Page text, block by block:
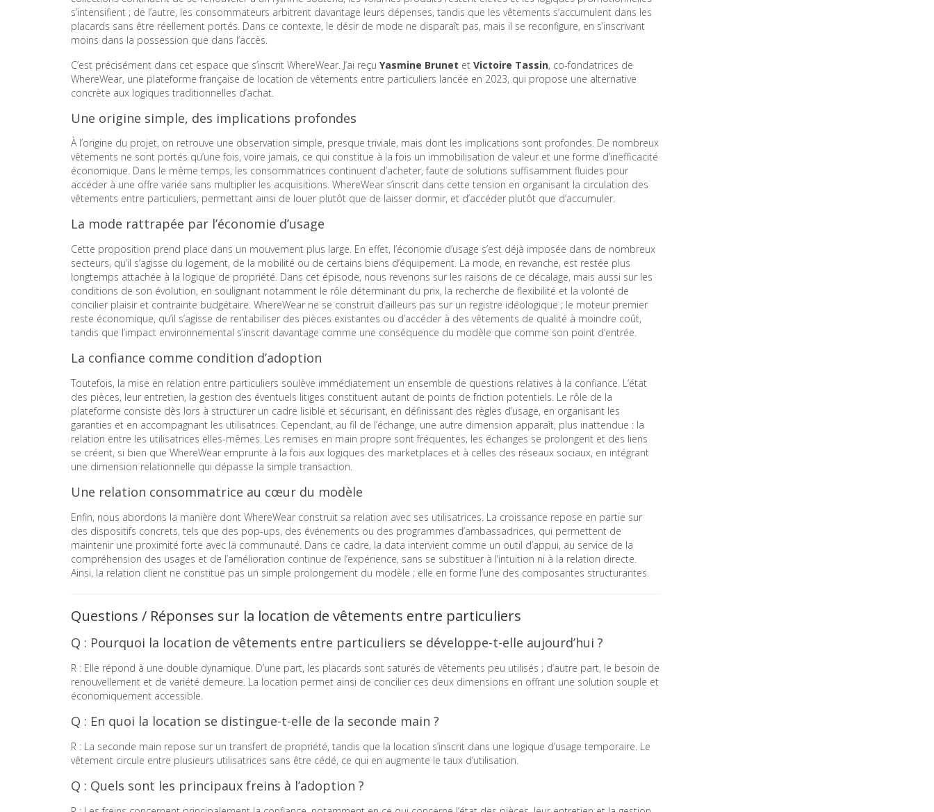
s’intensifient ; de l’autre, les consommateurs arbitrent davantage leurs dépenses, tandis que les vêtements s’accumulent dans les
placards sans être réellement portés. Dans ce contexte, le désir de mode ne disparaît pas, mais il se reconfigure, en s’inscrivant
moins dans la possession que dans l’accès.
C’est précisément dans cet espace que s’inscrit WhereWear. J’ai reçu Yasmine Brunet et Victoire Tassin, co-fondatrices de
WhereWear, une plateforme française de location de vêtements entre particuliers lancée en 2023, qui propose une alternative
concrète aux logiques traditionnelles d’achat.
Une origine simple, des implications profondes
À l’origine du projet, on retrouve une observation simple, presque triviale, mais dont les implications sont profondes. De nombreux
vêtements ne sont portés qu’une fois, voire jamais, ce qui constitue à la fois un immobilisation de valeur et une forme d’inefficacité
économique. Dans le même temps, les consommatrices continuent d’acheter, faute de solutions suffisamment fluides pour
accéder à une offre variée sans multiplier les acquisitions. WhereWear s’inscrit dans cette tension en organisant la circulation des
vêtements entre particuliers, permettant ainsi de louer plutôt que de laisser dormir, et d’accéder plutôt que d’accumuler.
La mode rattrapée par l’économie d’usage
Cette proposition prend place dans un mouvement plus large. En effet, l’économie d’usage s’est déjà imposée dans de nombreux
secteurs, qu’il s’agisse du logement, de la mobilité ou de certains biens d’équipement. La mode, en revanche, est restée plus
longtemps attachée à la logique de propriété. Dans cet épisode, nous revenons sur les raisons de ce décalage, mais aussi sur les
conditions de son évolution, en soulignant notamment le rôle déterminant du prix, la recherche de flexibilité et la volonté de
concilier plaisir et contrainte budgétaire. WhereWear ne se construit d’ailleurs pas sur un registre idéologique ; le moteur premier
reste économique, qu’il s’agisse de rentabiliser des pièces existantes ou d’accéder à des vêtements de qualité à moindre coût,
tandis que l’impact environnemental s’inscrit davantage comme une conséquence du modèle que comme son point d’entrée.
La confiance comme condition d’adoption
Toutefois, la mise en relation entre particuliers soulève immédiatement un ensemble de questions relatives à la confiance. L’état
des pièces, leur entretien, la gestion des éventuels litiges constituent autant de points de friction potentiels. Le rôle de la
plateforme consiste dès lors à structurer un cadre lisible et sécurisant, en définissant des règles d’usage, en organisant les
garanties et en accompagnant les utilisatrices. Cependant, au fil de l’échange, une autre dimension apparaît, plus inattendue : la
relation entre les utilisatrices elles-mêmes. Les remises en main propre sont fréquentes, les échanges se prolongent et des liens
se créent, si bien que WhereWear emprunte à la fois aux logiques des marketplaces et à celles des réseaux sociaux, en intégrant
une dimension relationnelle qui dépasse la simple transaction.
Une relation consommatrice au cœur du modèle
Enfin, nous abordons la manière dont WhereWear construit sa relation avec ses utilisatrices. La croissance repose en partie sur
des dispositifs concrets, tels que des pop-ups, des événements ou des programmes d’ambassadrices, qui permettent de
maintenir une proximité forte avec la communauté. Dans ce cadre, la data intervient comme un outil d’appui, au service de la
compréhension des usages et de l’amélioration continue de l’expérience, sans se substituer à l’intuition ni à la relation directe.
Ainsi, la relation client ne constitue pas un simple prolongement du modèle ; elle en forme l’une des composantes structurantes.
Questions / Réponses sur la location de vêtements entre particuliers
Q : Pourquoi la location de vêtements entre particuliers se développe-t-elle aujourd’hui ?
R : Elle répond à une double dynamique. D’une part, les placards sont saturés de vêtements peu utilisés ; d’autre part, le besoin de
renouvellement et de variété demeure. La location permet ainsi de concilier ces deux dimensions en offrant une solution souple et
économiquement accessible.
Q : En quoi la location se distingue-t-elle de la seconde main ?
R : La seconde main repose sur un transfert de propriété, tandis que la location s’inscrit dans une logique d’usage temporaire. Le
vêtement circule entre plusieurs utilisatrices sans être cédé, ce qui en augmente le taux d’utilisation.
Q : Quels sont les principaux freins à l’adoption ?